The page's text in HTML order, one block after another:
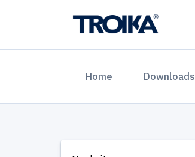
Home (current)Downloads